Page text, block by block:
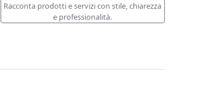
Racconta prodotti e servizi con stile, chiarezza
e professionalità.